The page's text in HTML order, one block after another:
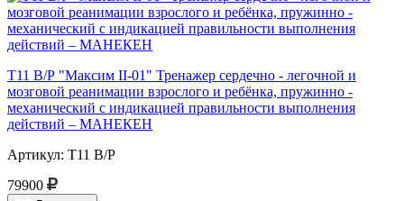
Т11 В/Р "Максим II-01" Тренажер сердечно - легочной и
мозговой реанимации взрослого и ребёнка, пружинно -
механический с индикацией правильности выполнения
действий – МАНЕКЕН
Артикул: Т11 В/Р
79900